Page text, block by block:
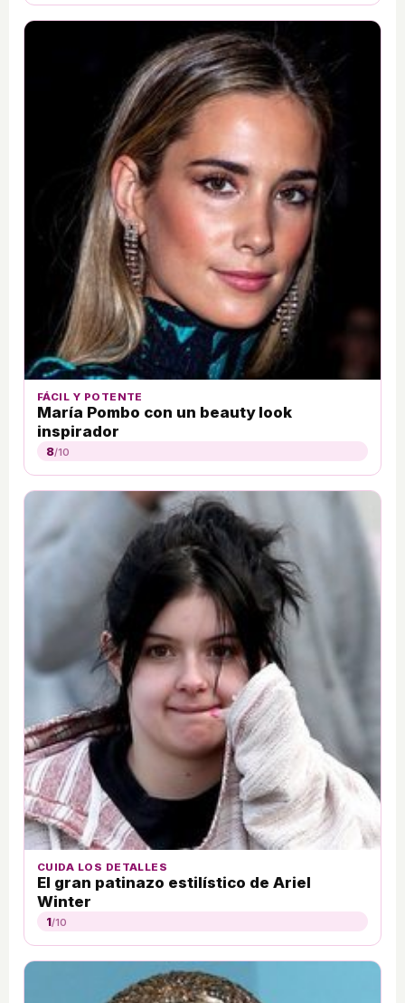
FÁCIL Y POTENTE
María Pombo con un beauty look
inspirador
8/10
CUIDA LOS DETALLES
El gran patinazo estilístico de Ariel
Winter
1/10